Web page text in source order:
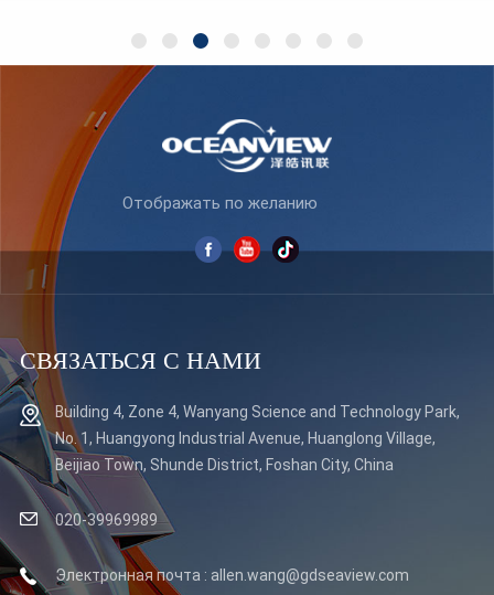
УЗНАТЬ УЗНАТЬ
Отображать по желанию
СВЯЗАТЬСЯ С НАМИ
Building 4, Zone 4, Wanyang Science and Technology Park,
No. 1, Huangyong Industrial Avenue, Huanglong Village,
Beijiao Town, Shunde District, Foshan City, China
020-39969989
Электронная почта : allen.wang@gdseaview.com